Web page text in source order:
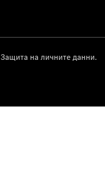
Защита на личните данни.